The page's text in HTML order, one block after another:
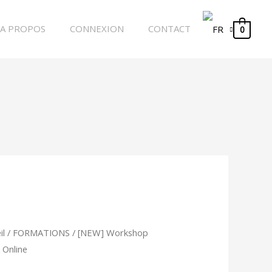
A PROPOS CONNEXION CONTACT 0
/ FORMATIONS / [NEW] Workshop